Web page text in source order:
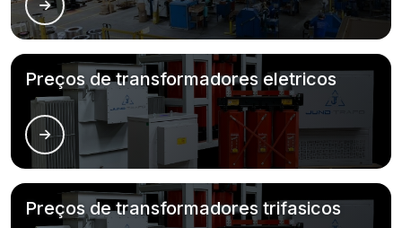
Preços de transformadores eletricos
Preços de transformadores trifasicos